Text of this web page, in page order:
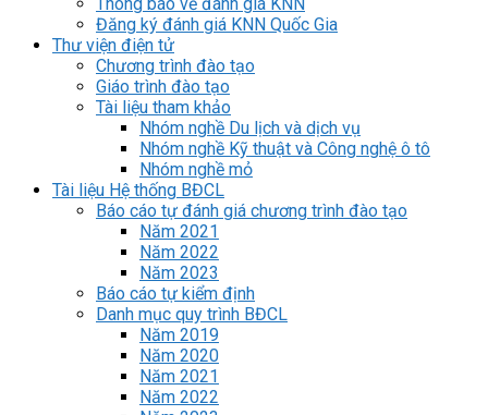
Đăng ký đánh giá KNN Quốc Gia
Thư viện điện tử
Chương trình đào tạo
Giáo trình đào tạo
Tài liệu tham khảo
Nhóm nghề Du lịch và dịch vụ
Nhóm nghề Kỹ thuật và Công nghệ ô tô
Nhóm nghề mỏ
Tài liệu Hệ thống BĐCL
Báo cáo tự đánh giá chương trình đào tạo
Năm 2021
Năm 2022
Năm 2023
Báo cáo tự kiểm định
Danh mục quy trình BĐCL
Năm 2019
Năm 2020
Năm 2021
Năm 2022